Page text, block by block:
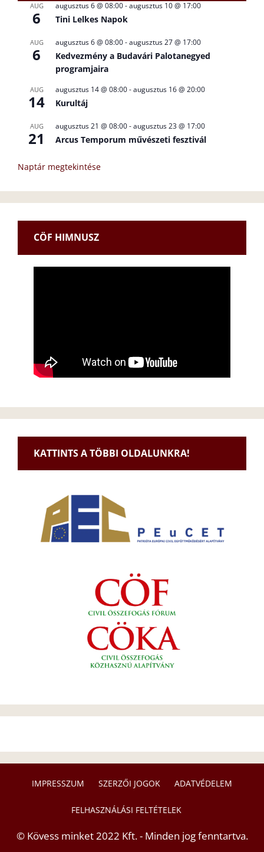
AUG
6
augusztus 6 @ 08:00-augusztus 10 @ 17:00
Tini Lelkes Napok
AUG
6
augusztus 6 @ 08:00-augusztus 27 @ 17:00
Kedvezmény a Budavári Palotanegyed
programjaira
AUG
14
augusztus 14 @ 08:00-augusztus 16 @ 20:00
Kurultáj
AUG
21
augusztus 21 @ 08:00-augusztus 23 @ 17:00
Arcus Temporum művészeti fesztivál
Naptár megtekintése
CÖF HIMNUSZ
KATTINTS A TÖBBI OLDALUNKRA!
IMPRESSZUM SZERZŐI JOGOK ADATVÉDELEM
FELHASZNÁLÁSI FELTÉTELEK
© Kövess minket 2022 Kft. - Minden jog fenntartva.